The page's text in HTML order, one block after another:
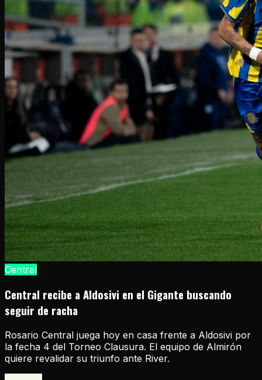
Central
Central recibe a Aldosivi en el Gigante buscando
seguir de racha
Rosario Central juega hoy en casa frente a Aldosivi por
la fecha 4 del Torneo Clausura. El equipo de Almirón
quiere revalidar su triunfo ante River.